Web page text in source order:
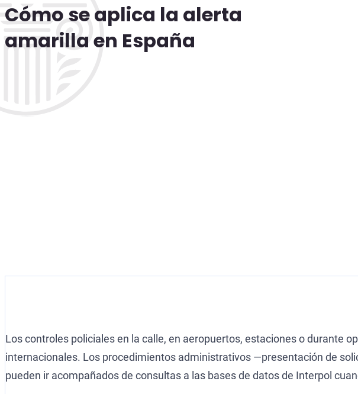
Cómo se aplica la alerta
amarilla en España
Los controles policiales en la calle, en aeropuertos, estaciones o durante
internacionales. Los procedimientos administrativos —presentación de
pueden ir acompañados de consultas a las bases de datos de Interpol